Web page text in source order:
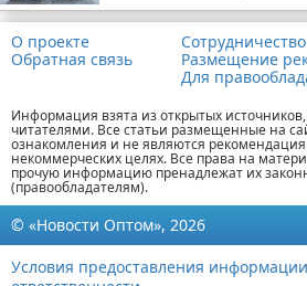
О проекте
Обратная связь
Сотрудничество
Размещение
Для
Информация взята из открытых
читателями. Все статьи размещенные на
ознакомления и не являются
некоммерческих целях. Все права на
прочую информацию пренадлежат их
(правообладателям).
© «Новости Оптом», 2026
Условия предоставления информации